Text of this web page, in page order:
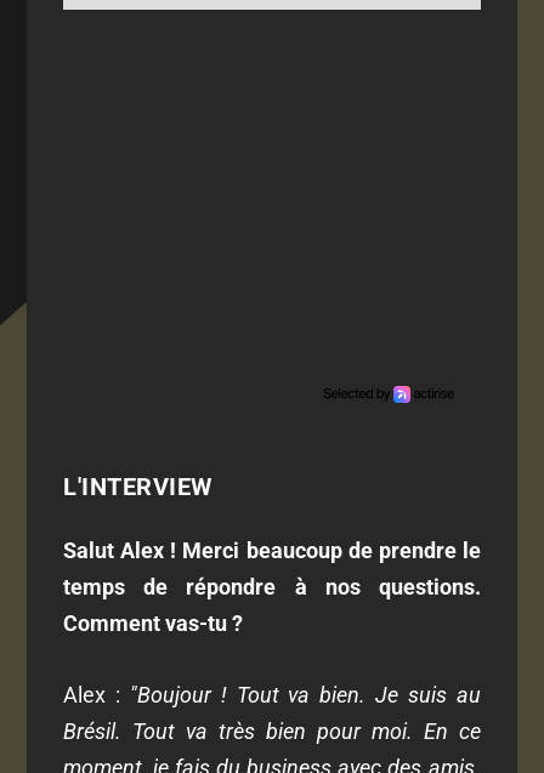
L'INTERVIEW
Salut Alex ! Merci beaucoup de prendre le
temps de répondre à nos questions.
Comment vas-tu ?
Alex : "Boujour ! Tout va bien. Je suis au
Brésil. Tout va très bien pour moi. En ce
moment, je fais du business avec des amis.